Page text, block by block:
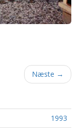
Næste →
1993